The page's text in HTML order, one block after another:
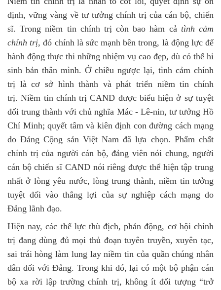
định, vững vàng về tư tưởng chính trị của cán bộ, chiến
sĩ. Trong niềm tin chính trị còn bao hàm cả tình cảm
chính trị,đó chính là sức mạnh bên trong, là động lực để
hành động thực thi những nhiệm vụ cao đẹp, dù có thể hi
sinh bản thân mình. Ở chiều ngược lại, tình cảm chính
trị là cơ sở hình thành và phát triển niềm tin chính
trị. Niềm tin chính trị CAND được biểu hiện ở sự tuyệt
đối trung thành với chủ nghĩa Mác - Lê-nin, tư tưởng Hồ
Chí Minh; quyết tâm và kiên định con đường cách mạng
do Đảng Cộng sản Việt Nam đã lựa chọn. Phẩm chất
chính trị của người cán bộ, đảng viên nói chung, người
cán bộ chiến sĩ CAND nói riêng được thể hiện tập trung
nhất ở lòng yêu nước, lòng trung thành, niềm tin tưởng
tuyệt đối vào thắng lợi của sự nghiệp cách mạng do
Đảng lãnh đạo.
Hiện nay, các thế lực thù địch, phản động, cơ hội chính
trị đang dùng đủ mọi thủ đoạn tuyên truyền, xuyên tạc,
sai trái hòng làm lung lay niềm tin của quần chúng nhân
dân đối với Đảng. Trong khi đó, lại có một bộ phận cán
bộ xa rời lập trường chính trị, không ít đối tượng “trở